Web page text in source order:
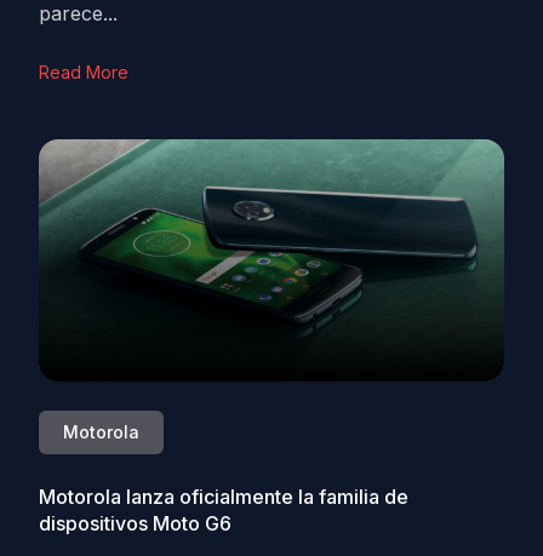
parece...
Read More
Motorola
Motorola lanza oficialmente la familia de
dispositivos Moto G6